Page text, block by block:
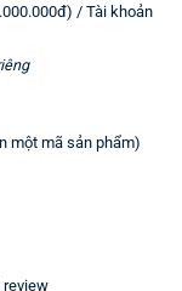
/ Tài khoản
một mã sản phẩm)
review